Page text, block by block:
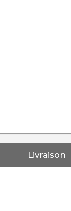
Livraison